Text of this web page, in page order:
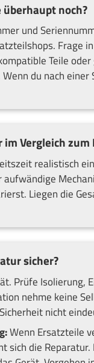
noch?
und
Frage
Teile
du nach
Vergleich zum
realistisch
Liegen die
sicher?
Prüfe Isolierung,
nehme keine
nicht
Wenn Ersatzteile
sich die